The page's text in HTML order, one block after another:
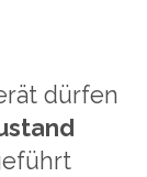
dürfen